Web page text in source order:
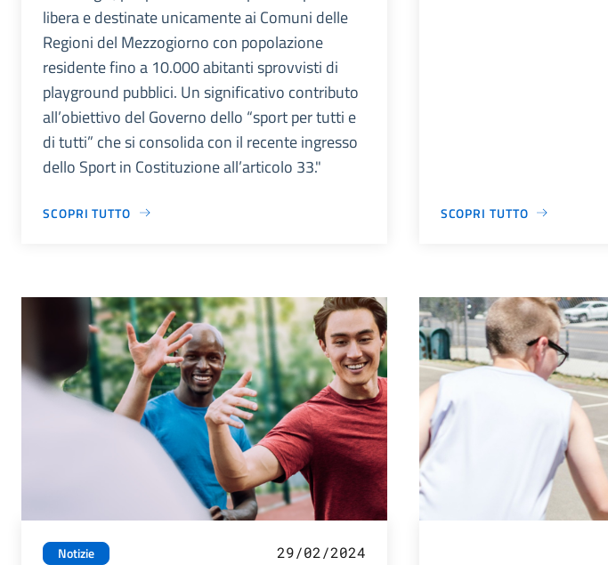
libera e destinate unicamente ai Comuni delle
Regioni del Mezzogiorno con popolazione
residente fino a 10.000 abitanti sprovvisti di
playground pubblici. Un significativo contributo
all’obiettivo del Governo dello “sport per tutti e
di tutti” che si consolida con il recente ingresso
dello Sport in Costituzione all’articolo 33."
SCOPRI TUTTO SCOPRI TUTTO
Notizie 29/02/2024